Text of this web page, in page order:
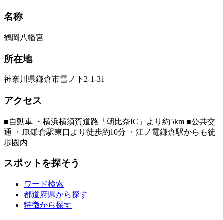
名称
鶴岡八幡宮
所在地
神奈川県鎌倉市雪ノ下2-1-31
アクセス
■自動車 ・横浜横須賀道路「朝比奈IC」より約5km ■公共交
通 ・JR鎌倉駅東口より徒歩約10分 ・江ノ電鎌倉駅からも徒
歩圏内
スポットを探そう
ワード検索
都道府県から探す
特徴から探す